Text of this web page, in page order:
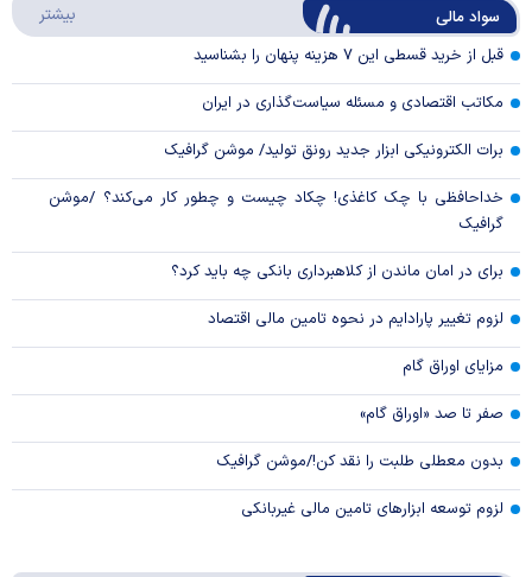
Video
سواد مالی بیشتر
قبل از خرید قسطی این ۷ هزینه پنهان را بشناسید
مکاتب اقتصادی و مسئله سیاست‌گذاری در ایران
برات الکترونیکی ابزار جدید رونق تولید/ موشن گرافیک
خداحافظی با چک کاغذی! چکاد چیست و چطور کار می‌کند؟ /موشن
گرافیک
برای در امان ماندن از کلاهبرداری بانکی چه باید کرد؟
لزوم تغییر پارادایم در نحوه تامین مالی اقتصاد
مزایای اوراق گام
صفر تا صد «اوراق گام»
بدون معطلی طلبت را نقد کن!/موشن گرافیک
لزوم توسعه ابزارهای تامین مالی غیربانکی